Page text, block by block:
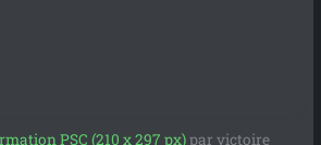
PSC (210 x 297 px)par victoire